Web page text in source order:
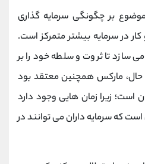
بر چگونگی سرمایه گذاری
در سرمایه بیشتر متمرکز است.
می سازد تا ثروت و سلطه خود را بر
حال، مارکس همچنین معتقد بود
است؛ زیرا زمان هایی وجود دارد
که سرمایه داران می توانند در